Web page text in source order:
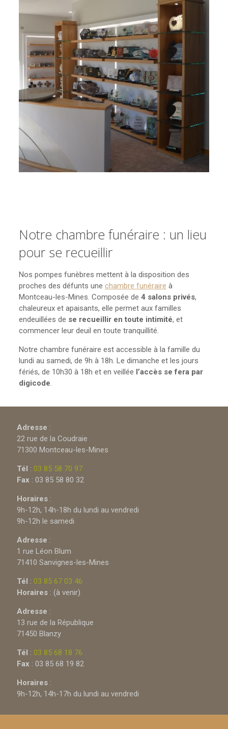
Notre chambre funéraire : un lieu
pour se recueillir
Nos pompes funèbres mettent à la disposition des
proches des défunts une chambre funéraire à
Montceau-les-Mines. Composée de 4 salons privés,
chaleureux et apaisants, elle permet aux familles
endeuillées de se recueillir en toute intimité, et
commencer leur deuil en toute tranquillité.
Notre chambre funéraire est accessible à la famille du
lundi au samedi, de 9h à 18h. Le dimanche et les jours
fériés, de 10h30 à 18h et en veillée l’accès se fera par
digicode.
Adresse :
22 rue de la Coudraie
71300 Montceau-les-Mines
Tél : 03 85 58 70 97
Fax : 03 85 58 80 32
Horaires :
9h-12h, 14h-18h du lundi au vendredi
9h-12h le samedi
Adresse :
1 rue Léon Blum
71410 Sanvignes-les-Mines
Tél : 03 85 67 03 46
Horaires : (à venir)
Adresse :
13 rue de la République
71450 Blanzy
Tél : 03 85 68 18 76
Fax : 03 85 68 19 82
Horaires :
9h-12h, 14h-17h du lundi au vendredi